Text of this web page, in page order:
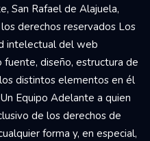
San Rafael de Alajuela,
derechos reservados Los
intelectual del web
fuente, diseño, estructura de
distintos elementos en él
Equipo Adelante a quien
de los derechos de
forma y, en especial,